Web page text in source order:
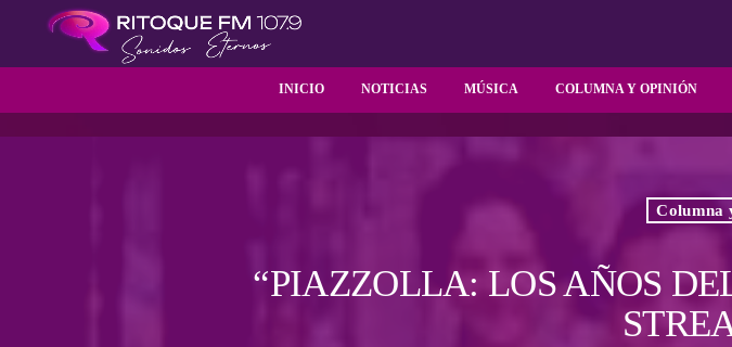
INICIO NOTICIAS MÚSICA COLUMNA Y OPINIÓN
Columna
“PIAZZOLLA: LOS AÑOS